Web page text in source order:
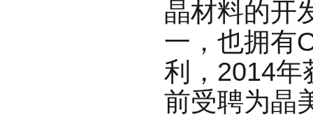
晶材料的开
一，也拥有
利，2014年
前受聘为晶